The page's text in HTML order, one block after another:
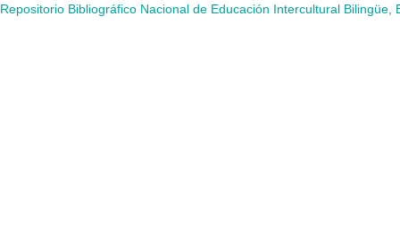
Repositorio Bibliográfico Nacional de Educación Intercultural